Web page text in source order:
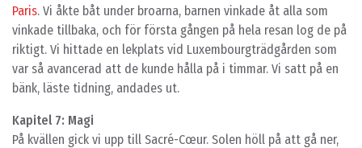
Paris. Vi åkte båt under broarna, barnen vinkade åt alla som
vinkade tillbaka, och för första gången på hela resan log de på
riktigt. Vi hittade en lekplats vid Luxembourgträdgården som
var så avancerad att de kunde hålla på i timmar. Vi satt på en
bänk, läste tidning, andades ut.
Kapitel 7: Magi
På kvällen gick vi upp till Sacré-Cœur. Solen höll på att gå ner,